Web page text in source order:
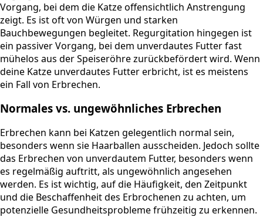
Vorgang, bei dem die Katze offensichtlich Anstrengung
zeigt. Es ist oft von Würgen und starken
Bauchbewegungen begleitet. Regurgitation hingegen ist
ein passiver Vorgang, bei dem unverdautes Futter fast
mühelos aus der Speiseröhre zurückbefördert wird. Wenn
deine Katze unverdautes Futter erbricht, ist es meistens
ein Fall von Erbrechen.
Normales vs. ungewöhnliches Erbrechen
Erbrechen kann bei Katzen gelegentlich normal sein,
besonders wenn sie Haarballen ausscheiden. Jedoch sollte
das Erbrechen von unverdautem Futter, besonders wenn
es regelmäßig auftritt, als ungewöhnlich angesehen
werden. Es ist wichtig, auf die Häufigkeit, den Zeitpunkt
und die Beschaffenheit des Erbrochenen zu achten, um
potenzielle Gesundheitsprobleme frühzeitig zu erkennen.